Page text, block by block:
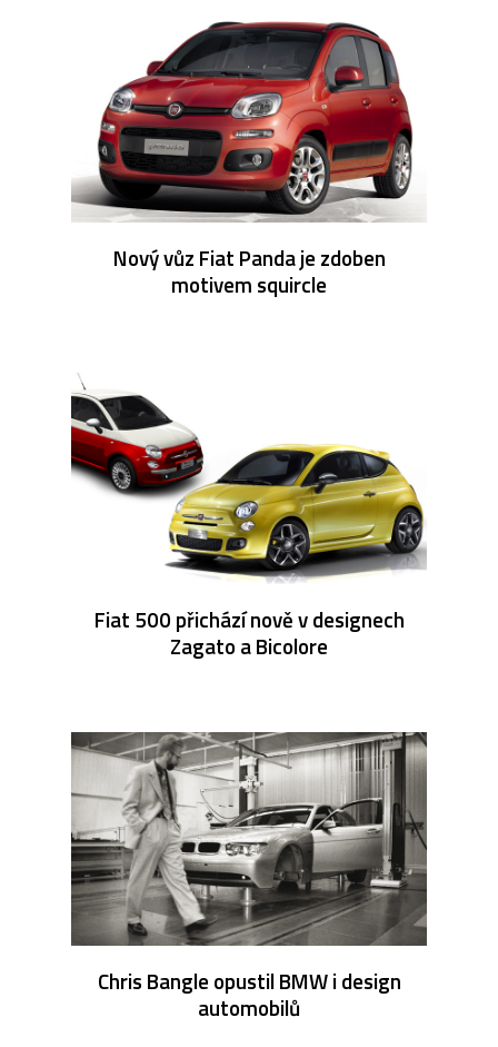
Nový vůz Fiat Panda je zdoben
motivem squircle
Fiat 500 přichází nově v designech
Zagato a Bicolore
Chris Bangle opustil BMW i design
automobilů